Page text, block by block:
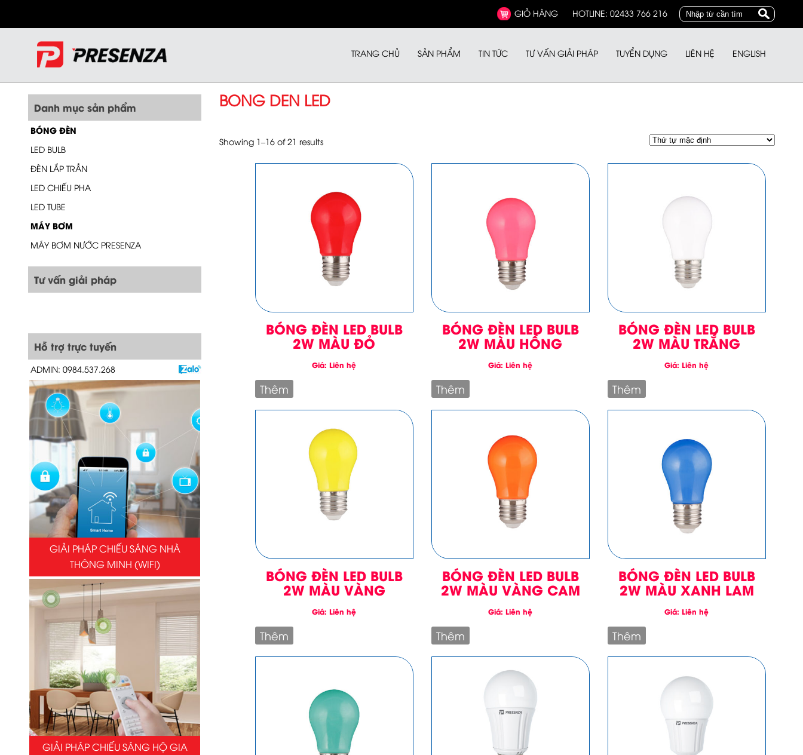
GIỎ HÀNG HOTLINE: 02433 766 216
TRANG CHỦ SẢN PHẨM TIN TỨC TƯ VẤN GIẢI PHÁP TUYỂN DỤNG LIÊN HỆ ENGLISH
Danh mục sản phẩm
BÓNG ĐÈN
LED BULB
ĐÈN LẮP TRẦN
LED CHIẾU PHA
LED TUBE
MÁY BƠM
MÁY BƠM NƯỚC PRESENZA
Tư vấn giải pháp
Hỗ trợ trực tuyến
ADMIN: 0984.537.268
GIẢI PHÁP CHIẾU SÁNG NHÀ
THÔNG MINH (WIFI)
GIẢI PHÁP CHIẾU SÁNG HỘ GIA
BONG DEN LED
Showing 1–16 of 21 results
BÓNG ĐÈN LED BULB
2W MÀU ĐỎ
Giá: Liên hệ
Thêm
BÓNG ĐÈN LED BULB
2W MÀU HỒNG
Giá: Liên hệ
Thêm
BÓNG ĐÈN LED BULB
2W MÀU TRẮNG
Giá: Liên hệ
Thêm
BÓNG ĐÈN LED BULB
2W MÀU VÀNG
Giá: Liên hệ
Thêm
BÓNG ĐÈN LED BULB
2W MÀU VÀNG CAM
Giá: Liên hệ
Thêm
BÓNG ĐÈN LED BULB
2W MÀU XANH LAM
Giá: Liên hệ
Thêm